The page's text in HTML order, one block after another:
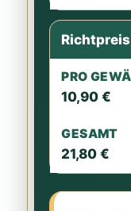
Richtpreis
10,90 €
21,80 €